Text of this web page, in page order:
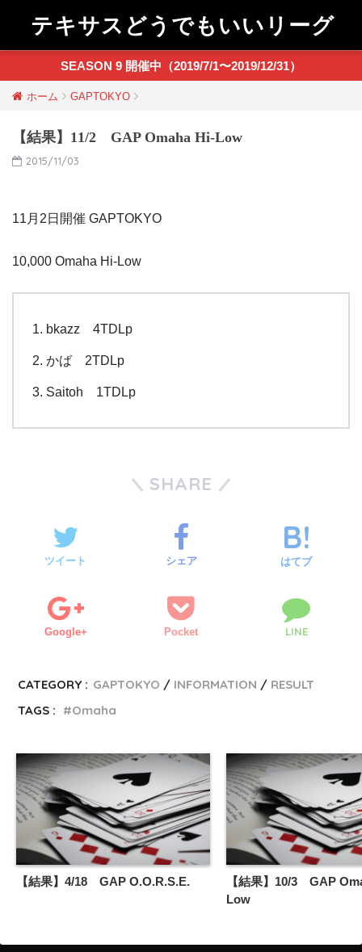
テキサスどうでもいいリーグ
SEASON 9 開催中（2019/7/1〜2019/12/31）
ホーム GAPTOKYO
【結果】11/2 GAP Omaha Hi-Low
2015/11/03
11月2日開催 GAPTOKYO
10,000 Omaha Hi-Low
bkazz 4TDLp
かば 2TDLp
Saitoh 1TDLp
SHARE
ツイート シェア はてブ
Google+ Pocket LINE
CATEGORY : GAPTOKYO INFORMATION
RESULT
TAGS :
Omaha
【結果】4/18 GAP O.O.R.S.E.
【結果】10/3 GAP
Low